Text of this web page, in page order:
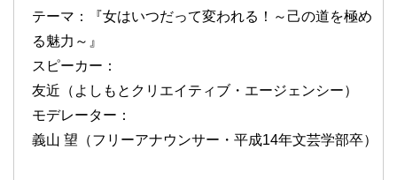
テーマ：『女はいつだって変われる！～己の道を極め
る魅力～』
スピーカー：
友近（よしもとクリエイティブ・エージェンシー）
モデレーター：
義山 望（フリーアナウンサー・平成14年文芸学部卒）